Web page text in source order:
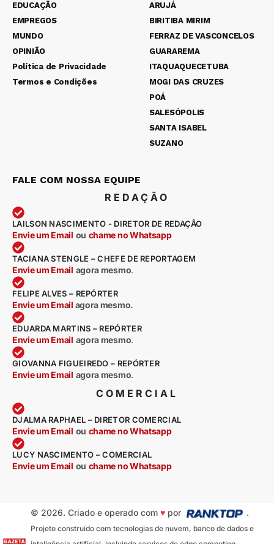
EDUCAÇÃO
EMPREGOS
MUNDO
OPINIÃO
Política de Privacidade
Termos e Condições
ARUJÁ
BIRITIBA MIRIM
FERRAZ DE VASCONCELOS
GUARAREMA
ITAQUAQUECETUBA
MOGI DAS CRUZES
POÁ
SALESÓPOLIS
SANTA ISABEL
SUZANO
FALE COM NOSSA EQUIPE
REDAÇÃO
LAILSON NASCIMENTO - DIRETOR DE REDAÇÃO
Envie um Email ou chame no Whatsapp
TACIANA STENGLE – CHEFE DE REPORTAGEM
Envie um Email agora mesmo.
FELIPE ALVES – REPÓRTER
Envie um Email agora mesmo.
EDUARDA MARTINS – REPÓRTER
Envie um Email agora mesmo.
GIOVANNA FIGUEIREDO – REPÓRTER
Envie um Email agora mesmo.
COMERCIAL
DJALMA RAPHAEL – DIRETOR COMERCIAL
Envie um Email ou chame no Whatsapp
LUCY NASCIMENTO – COMERCIAL
Envie um Email ou chame no Whatsapp
© 2026. Criado e operado com ♥por .
Projeto construído com tecnologias de nuvem, banco de dados e